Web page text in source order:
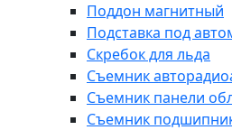
Поддон магнитный
Подставка под
Скребок для льда
Съемник
Съемник панели
Съемник